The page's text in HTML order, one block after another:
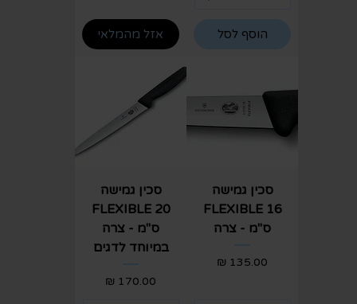
הוסף לסל אזל מהמלאי
סכין גמישה
FLEXIBLE 16
ס"מ - צרה
מחיר
סכין גמישה
FLEXIBLE 20
ס"מ - צרה
במיוחד לדגים
מחיר